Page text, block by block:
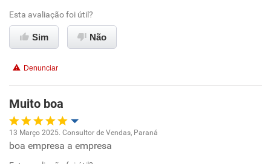
Ambiente de trabalho
Benefícios
Recomenda esta empresa
Recomenda a diretoria
Esta avaliação foi útil?
Sim Não
Denunciar
Muito boa
Oportunidade de promoção
13 Março 2025. Consultor de Vendas, Paraná
boa empresa a empresa